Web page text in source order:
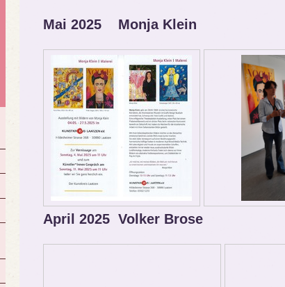
Mai 2025 Monja Klein
April 2025 Volker Brose